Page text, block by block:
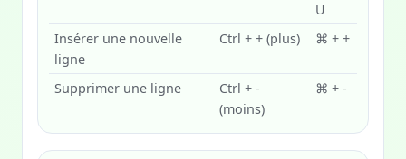
U
Insérer une nouvelle
ligne
Ctrl + + (plus) ⌘ + +
Supprimer une ligne
Ctrl + -
(moins)
⌘ + -